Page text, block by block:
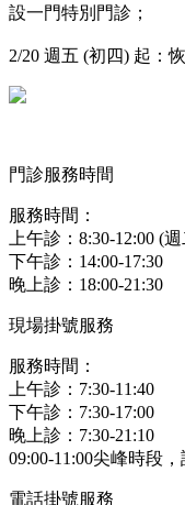
設一門特別門診；
2/20 週五 (初四) 起：
門診服務時間
服務時間：
上午診：8:30-12:00 (
下午診：14:00-17:30
晚上診：18:00-21:30
現場掛號服務
服務時間：
上午診：7:30-11:40
下午診：7:30-17:00
晚上診：7:30-21:10
09:00-11:00尖峰時段，
電話掛號服務